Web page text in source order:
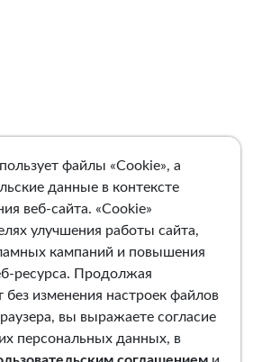
файлы «Cookie», а
данные в контексте
веб-сайта. «Cookie»
улучшения работы сайта,
кампаний и повышения
ресурса. Продолжая
без изменения настроек файлов
вы выражаете согласие
персональных данных, в